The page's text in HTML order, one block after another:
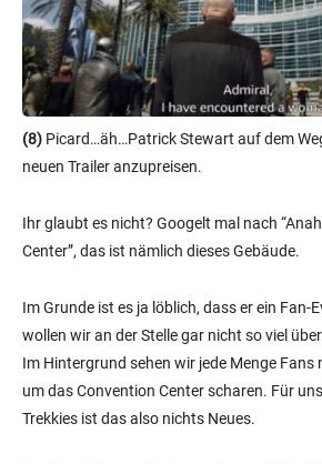
(8) Picard…äh…Patrick Stewart auf dem
neuen Trailer anzupreisen.
Ihr glaubt es nicht? Googelt mal nach
Center”, das ist nämlich dieses Gebäude.
Im Grunde ist es ja löblich, dass er ein Fan-
wollen wir an der Stelle gar nicht so viel
Im Hintergrund sehen wir jede Menge Fans
um das Convention Center scharen. Für
Trekkies ist das also nichts Neues.